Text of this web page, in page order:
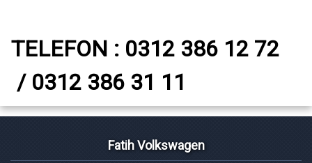
TELEFON : 0312 386 12 72
/ 0312 386 31 11
Fatih Volkswagen